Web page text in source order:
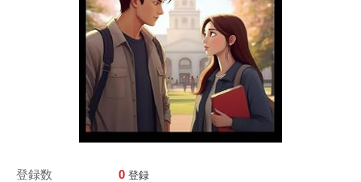
登録数 0 登録